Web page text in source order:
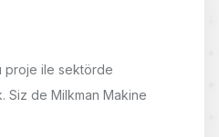
proje ile sektörde
Siz de Milkman Makine